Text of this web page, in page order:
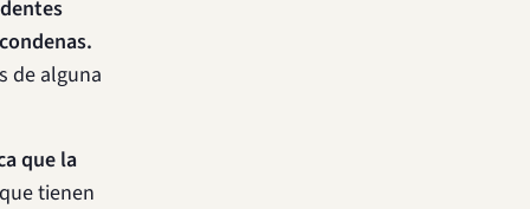
de alguna
que la
tienen